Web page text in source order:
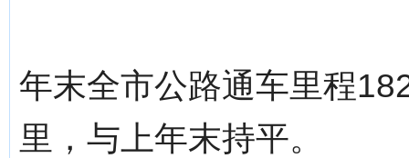
年末全市公路通车里程
里，与上年末持平。